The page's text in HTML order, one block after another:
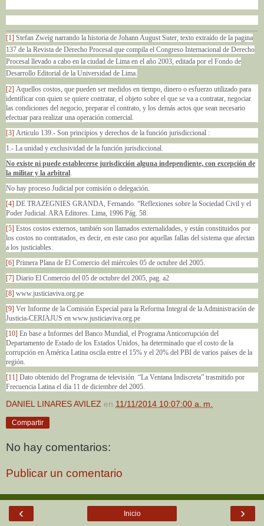
[1] Stefan Zweig narrando la historia de Johann August Suter, texto extraído de la pagina
137 de la Revista de Derecho Procesal que compila el Congreso Internacional de Derecho
Procesal llevado a cabo en la ciudad de Lima en el año 2003, editada por el Fondo de
Desarrollo Editorial de la Universidad de Lima.
[2] Aquellos costos, que pueden ser medidos en tiempo, dinero o esfuerzo utilizado para
identificar con quien se quiere contratar, el objeto sobre el que se va a contratar, negociar
las condiciones del negocio, preparar el contrato, y los demás actos que sean necesario
efectuar para realizar una operación comercial.
[3] Articulo 139.- Son principios y derechos de la función jurisdiccional :
1.- La unidad y exclusividad de la función jurisdiccional.
No existe ni puede establecerse jurisdicción alguna independiente, con excepción de
la militar y la arbitral
No hay proceso Judicial por comisión o delegación.
[4] DE TRAZEGNIES GRANDA, Fernando. “Reflexiones sobre la Sociedad Civil y el
Poder Judicial. ARA Editores. Lima, 1996 Pág. 58.
[5] Estos costos externos, también son llamados externalidades, y están constituidos por
los costos no contratados, es decir, en este caso por aquellas fallas del sistema que afectan
a los justiciables.
[6] Primera Plana de El Comercio del miércoles 05 de octubre del 2005.
[7] Diario El Comercio del 05 de octubre del 2005, pag. a2
[8] www.justiciaviva.org.pe
[9] Ver Informe de la Comisión Especial para la Reforma Integral de la Administración de
Justicia-CERIAJUS en www.justiciaviva.org.pe
[10] En base a Informes del Banco Mundial, el Programa Anticorrupción del
Departamento de Estado de los Estados Unidos, ha determinado que el costo de la
corrupción en América Latina oscila entre el 15% y el 20% del PBI de varios países de la
región.
[11] Dato obtenido del Programa de televisión “La Ventana Indiscreta” trasmitido por
Frecuencia Latina el día 11 de diciembre del 2005.
DANIEL LINARES AVILEZ en 11/11/2014 10:07:00 a. m.
Compartir
No hay comentarios:
Publicar un comentario
‹ ›
Inicio